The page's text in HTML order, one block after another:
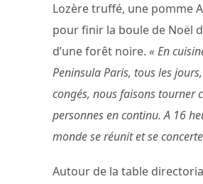
Lozère truffé, une pomme
pour finir la boule de Noël
d’une forêt noire. « En
Peninsula Paris, tous les
congés, nous faisons tourner
personnes en continu. A 16
monde se réunit et se
Autour de la table